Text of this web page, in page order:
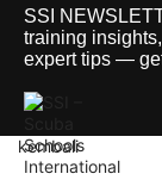
SSI
training
expert tips —
kembali